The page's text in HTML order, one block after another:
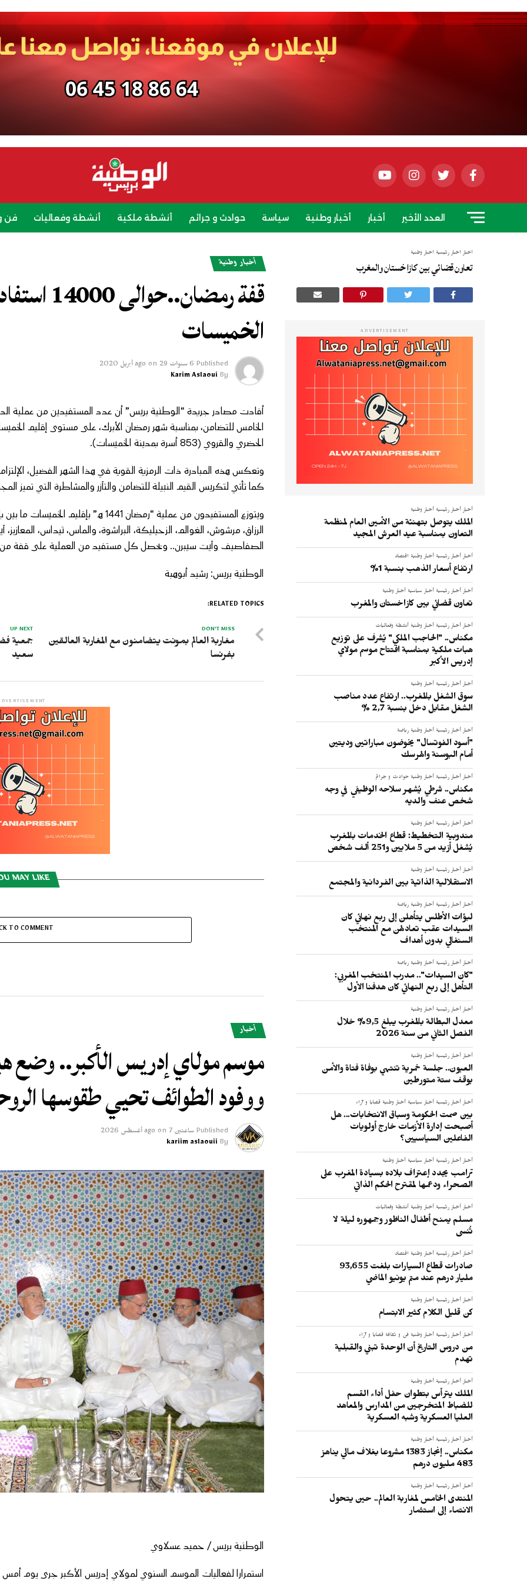
العدد الأخير أخبار أخبار وطنية سياسة حوادث و جرائم أنشطة ملكية أنشطة وفعاليات فن
أخبار أخبار رئيسية أخبار وطنية
تعاون قضائي بين كازاخستان والمغرب
ADVERTISEMENT
أخبار أخبار رئيسية أخبار وطنية
الملك يتوصل بتهنئة من الأمين العام لمنظمة
التعاون بمناسبة عيد العرش المجيد
أخبار أخبار رئيسية أخبار وطنية اقتصاد
ارتفاع أسعار الذهب بنسبة 1%
أخبار أخبار رئيسية أخبار سياسية أخبار وطنية
تعاون قضائي بين كازاخستان والمغرب
أخبار أخبار رئيسية أخبار وطنية أنشطة وفعاليات
مكناس.. "الحاجب الملكي" يُشرف على توزيع
هبات ملكية بمناسبة افتتاح موسم مولاي
إدريس الأكبر
أخبار أخبار رئيسية أخبار وطنية
سوق الشغل بالمغرب.. ارتفاع عدد مناصب
الشغل مقابل دخل بنسبة 2,7 %
أخبار أخبار رئيسية أخبار وطنية رياضة
"أسود الفوتسال" يخوضون مباراتين وديتين
أمام البوسنة والهرسك
أخبار أخبار رئيسية أخبار وطنية حوادث و جرائم
مكناس.. شرطي يُشهر سلاحه الوظيفي في وجه
شخص عنف والديه
أخبار أخبار رئيسية أخبار وطنية
مندوبية التخطيط: قطاع الخدمات بالمغرب
يُشغل أزيد من 5 ملايين و251 ألف شخص
أخبار أخبار رئيسية أخبار وطنية
الاستقلالية الذاتية بين الفردانية والمجتمع
أخبار أخبار رئيسية أخبار وطنية رياضة
لبؤات الأطلس يتأهلن إلى ربع نهائي كان
السيدات عقب تعادلهن مع المنتخب
السنغالي بدون أهداف
أخبار أخبار رئيسية أخبار وطنية رياضة
"كان السيدات".. مدرب المنتخب المغربي:
التأهل إلى ربع النهائي كان هدفنا الأول
أخبار أخبار رئيسية أخبار وطنية
معدل البطالة بالمغرب يبلغ 9,5% خلال
الفصل الثاني من سنة 2026
أخبار أخبار رئيسية أخبار وطنية
العيون.. جلسة خمرية تنتهي بوفاة فتاة والأمن
يوقف ستة متورطين
أخبار أخبار رئيسية أخبار سياسية أخبار وطنية قضايا و آراء
بين صمت الحكومة وسباق الانتخابات... هل
أصبحت إدارة الأزمات خارج أولويات
الفاعلين السياسيين؟
أخبار أخبار رئيسية أخبار سياسية أخبار وطنية
ترامب يجدد إعتراف بلاده بسيادة المغرب على
الصحراء ودعمها لمقترح الحكم الذاتي
أخبار أخبار رئيسية أخبار وطنية أنشطة وفعاليات
مسلم يمنح أطفال الناظور وجمهوره ليلة لا
تُنسى
أخبار أخبار رئيسية أخبار وطنية اقتصاد
صادرات قطاع السيارات بلغت 93,655
مليار درهم عند متم يونيو الماضي
أخبار أخبار رئيسية أخبار وطنية
كن قليل الكلام كثير الابتسام
أخبار أخبار رئيسية أخبار وطنية فن و ثقافة قضايا و آراء
من دروس التاريخ أن الوحدة تبني والقبلية
تهدم
أخبار أخبار رئيسية أخبار وطنية
الملك يترأس بتطوان حفل أداء القسم
للضباط المتخرجين من المدارس والمعاهد
العليا العسكرية وشبه العسكرية
أخبار أخبار رئيسية أخبار وطنية
مكناس.. إنجاز 1383 مشروعا بغلاف مالي يناهز
483 مليون درهم
أخبار أخبار رئيسية أخبار وطنية
المنتدى الخامس لمغاربة العالم.. حين يتحول
الانتماء إلى استثمار
أخبار وطنية
قفة
الخميسات
Published 6 سنوات ago on 29 أبريل 2020
By
Karim Aslaoui
الحضري والقروي (853 أسرة بمدينة الخميسات).
وتعكس هذه المبادرة ذات الرمزية القوية في هذا الشهر الفضيل،
كما تأتي لتكريس القيم النبيلة للتضامن والتآزر والمشاطرة التي تميز
ويتوزع المستفيدون من عملية “رمضان
الرزاق، مرشوش، الغوالم، الزحيليكة، البراشوة، والماس، تيداس،
الصفاصيف وآيت سيبرن.. ويحصل كل مستفيد من العملية على قفة من
الوطنية بريس: رشيد أبوهبة
RELATED TOPICS:
UP NEXT
جمعية
سعيد
DON'T MISS
مغاربة العالم بمونت يتضامنون مع المغاربة العالقين
بفرنسا
MAY LIKE
TO COMMENT
أخبار
موسم مولاي إدريس الأكبر.. وضع
ووفود الطوائف تحيي طقوسها
Published ساعتين ago on 7 أغسطس 2026
By
kariim aslaouii
الوطنية بريس / حميد عسلاوي
استمرارا لفعاليات الموسم السنوي لمولاي إدريس الأكبر جرى يوم أمس